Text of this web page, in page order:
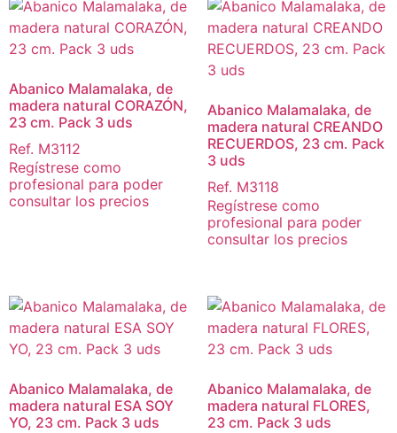
Abanico Malamalaka, de
madera natural CORAZÓN,
23 cm. Pack 3 uds
Ref. M3112
Regístrese como
profesional para poder
consultar los precios
Abanico Malamalaka, de
madera natural CREANDO
RECUERDOS, 23 cm. Pack
3 uds
Ref. M3118
Regístrese como
profesional para poder
consultar los precios
Abanico Malamalaka, de
madera natural ESA SOY
YO, 23 cm. Pack 3 uds
Abanico Malamalaka, de
madera natural FLORES,
23 cm. Pack 3 uds